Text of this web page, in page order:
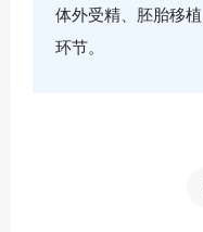
体外受精、胚胎移
环节。